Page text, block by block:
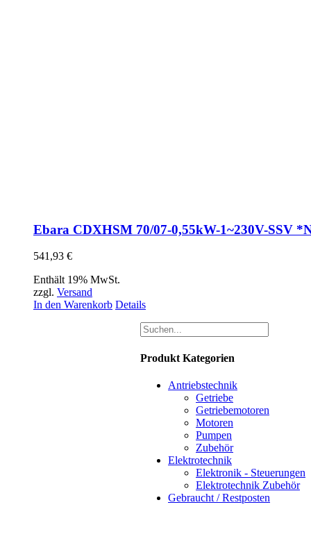
Ebara CDXHSM 70/07-0,55kW-1~230V-SSV
541,93 €
Enthält 19% MwSt.
zzgl. Versand
In den Warenkorb Details
Produkt Kategorien
Antriebstechnik
Getriebe
Getriebemotoren
Motoren
Pumpen
Zubehör
Elektrotechnik
Elektronik - Steuerungen
Elektrotechnik Zubehör
Gebraucht / Restposten